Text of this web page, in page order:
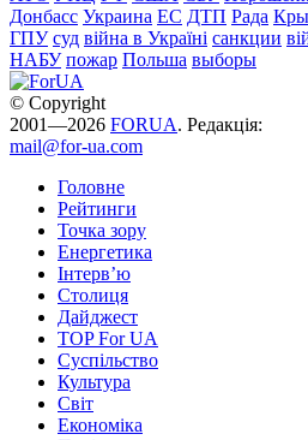
Донбасс Украина ЕС ДТП Рада
ГПУ суд війна в Україні санкции
НАБУ пожар Польша выборы
© Copyright
2001—2026 FORUA. Редакція:
mail@for-ua.com
Головне
Рейтинги
Точка зору
Енергетика
Інтерв’ю
Столиця
Дайджест
TOP For UA
Суспiльство
Культура
Світ
Економіка